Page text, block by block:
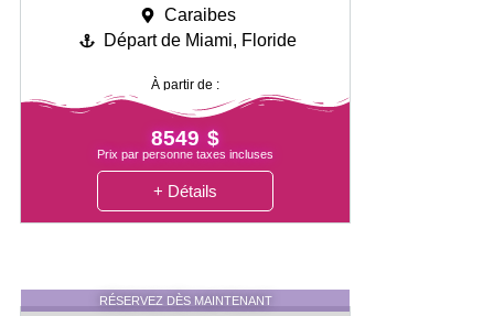
Caraibes
Départ de Miami, Floride
À partir de :
8549 $
Prix par personne taxes incluses
+ Détails
RÉSERVEZ DÈS MAINTENANT